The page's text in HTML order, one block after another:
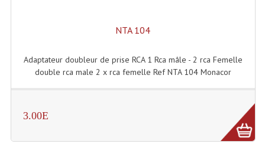
Consoles Numériques
NTA 104
Adaptateur doubleur de prise RCA 1 Rca mâle - 2 rca Femelle
double rca male 2 x rca femelle Ref NTA 104 Monacor
3.00E